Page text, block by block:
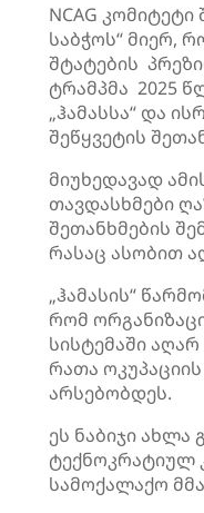
NCAG კომიტეტი
საბჭოს“ მიერ,
შტატების
ტრამპმა 2025
„ჰამასსა“ და
შეწყვეტის
მიუხედავად
თავდასხმები
შეთანხმების
რასაც ასობით
„ჰამასის“
რომ
სისტემაში
რათა
არსებობდეს.
ეს ნაბიჯი ახლა
ტექნოკრატიულ
სამოქალაქო